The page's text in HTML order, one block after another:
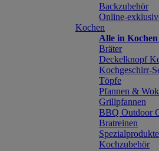
Backzubehör
Online-
Kochen
Alle in Kochen
Bräter
Deckelknopf
Kochgeschirr-
Töpfe
Pfannen &
Grillpfannen
BBQ Outdoor
Bratreinen
Spezialprodukte
Kochzubehör